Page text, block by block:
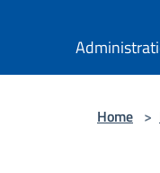
Home >